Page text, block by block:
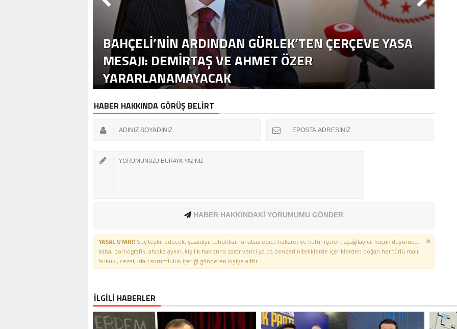
BAHÇELI’NIN ARDINDAN GÜRLEK’TEN ÇERÇEVE YASA
MESAJI: DEMIRTAŞ VE AHMET ÖZER
YARARLANAMAYACAK
HABER HAKKINDA GÖRÜŞ BELİRT
HABER HAKKINDAKİ YORUMUMU GÖNDER
YASAL UYARI! Suç teşkil edecek, yasadışı, tehditkar, rahatsız edici, hakaret ve küfür içeren, aşağılayıcı, küçük düşürücü,
kaba, pornografik, ahlaka aykırı, kişilik haklarına zarar verici ya da benzeri niteliklerde içeriklerden doğan her türlü mali,
hukuki, cezai, idari sorumluluk içeriği gönderen kişiye aittir.
İLGİLİ HABERLER